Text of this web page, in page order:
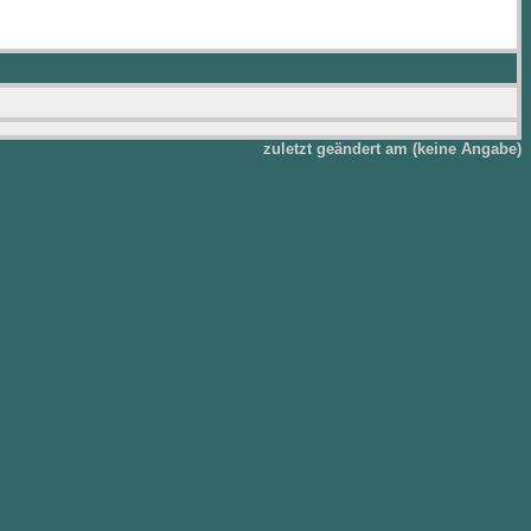
zuletzt geändert am (keine Angabe)